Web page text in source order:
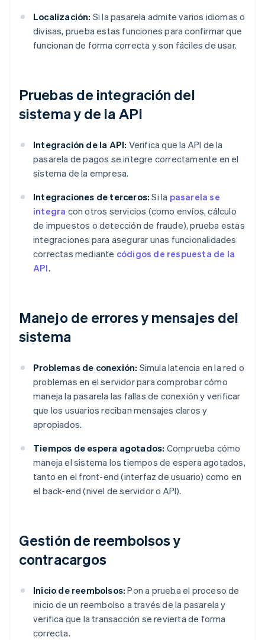
Localización: Si la pasarela admite varios idiomas o
divisas, prueba estas funciones para confirmar que
funcionan de forma correcta y son fáciles de usar.
Pruebas de integración del
sistema y de la API
Integración de la API: Verifica que la API de la
pasarela de pagos se integre correctamente en el
sistema de la empresa.
Integraciones de terceros: Si la pasarela se
integra con otros servicios (como envíos, cálculo
de impuestos o detección de fraude), prueba estas
integraciones para asegurar unas funcionalidades
correctas mediante códigos de respuesta de la
API.
Manejo de errores y mensajes del
sistema
Problemas de conexión: Simula latencia en la red o
problemas en el servidor para comprobar cómo
maneja la pasarela las fallas de conexión y verificar
que los usuarios reciban mensajes claros y
apropiados.
Tiempos de espera agotados: Comprueba cómo
maneja el sistema los tiempos de espera agotados,
tanto en el front-end (interfaz de usuario) como en
el back-end (nivel de servidor o API).
Gestión de reembolsos y
contracargos
Inicio de reembolsos: Pon a prueba el proceso de
inicio de un reembolso a través de la pasarela y
verifica que la transacción se revierta de forma
correcta.